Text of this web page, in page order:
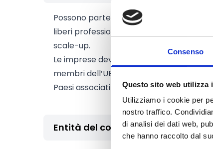
Consenso
Questo sito web utilizza
Utilizziamo i cookie per
nostro traffico.
di analisi dei dati web,
che hanno raccolto dal
Possono partecipare al bando
liberi professionisti. Le imprese
scale-up.
Le imprese devono essere legalmente
membri dell’UE e nei loro Paesi e
Paesi associati a Horizon Europe, inclusa
Entità del contributo